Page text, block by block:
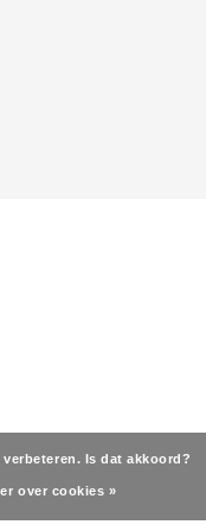
Is dat akkoord?
over cookies »